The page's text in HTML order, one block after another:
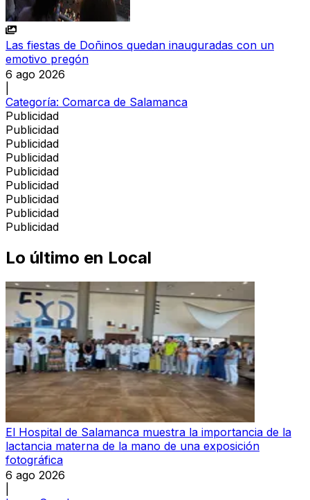
Las fiestas de Doñinos quedan inauguradas con un
emotivo pregón
6 ago 2026
Categoría: Comarca de Salamanca
Publicidad
Publicidad
Publicidad
Publicidad
Publicidad
Publicidad
Publicidad
Publicidad
Publicidad
Lo último en Local
El Hospital de Salamanca muestra la importancia de la
lactancia materna de la mano de una exposición
fotográfica
6 ago 2026